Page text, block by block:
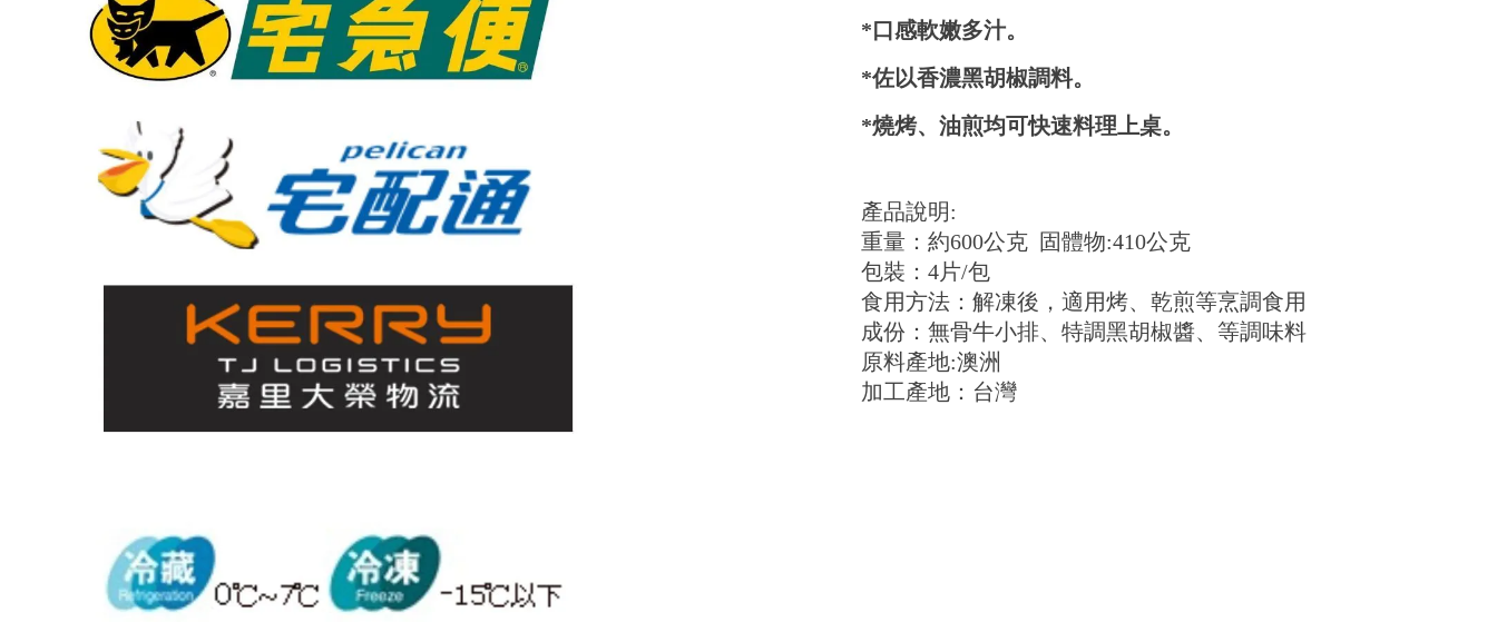
*口感軟嫩多汁。
*佐以香濃黑胡椒調料。
*燒烤、油煎均可快速料理上桌。
產品說明:
重量：約600公克 固體物:410公克
包裝：4片/包
食用方法：解凍後，適用烤、乾煎等烹調食用
成份：無骨牛小排、特調黑胡椒醬、等調味料
原料產地:澳洲
加工產地：台灣